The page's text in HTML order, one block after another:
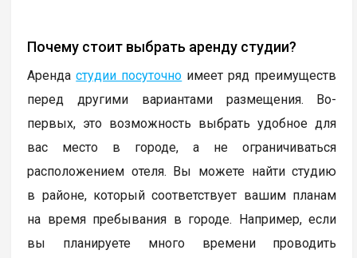
Почему стоит выбрать аренду студии?
Арендастудии посуточно имеет ряд преимуществ
перед другими вариантами размещения. Во-
первых, это возможность выбрать удобное для
вас место в городе, а не ограничиваться
расположением отеля. Вы можете найти студию
в районе, который соответствует вашим планам
на время пребывания в городе. Например, если
вы планируете много времени проводить